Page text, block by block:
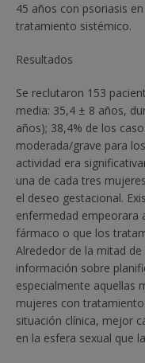
45 años con psoriasis
tratamiento sistémico.
Resultados
Se reclutaron 153
media: 35,4 ± 8 años,
años); 38,4% de los
moderada/grave para
actividad era
una de cada tres
el deseo gestacional.
enfermedad empeorara
fármaco o que los
Alrededor de la mitad
información sobre
especialmente aquellas
mujeres con
situación clínica, mejor
en la esfera sexual que